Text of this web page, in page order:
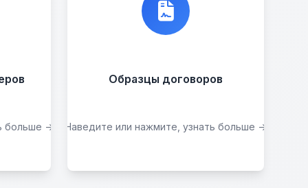
больше →
Образцы договоров
Наведите или нажмите, узнать больше →
Договор купли-
Скачать образцы